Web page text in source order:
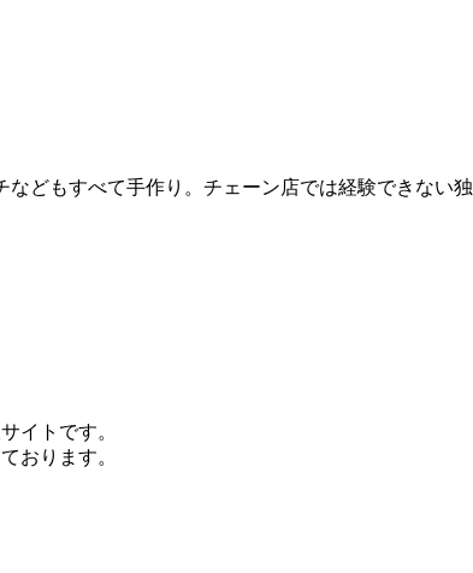
どもすべて手作り。チェーン店では経験できない
イトです。
おります。